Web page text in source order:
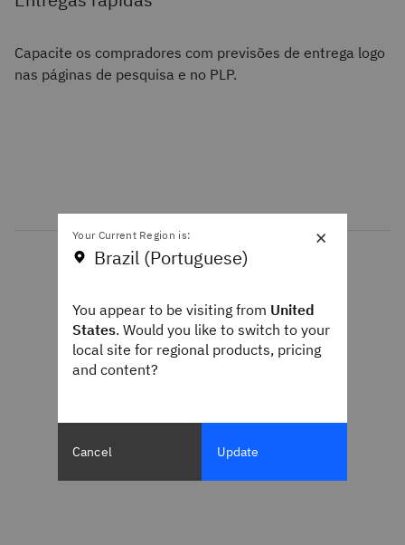
Capacite os compradores com previsões de entrega logo
nas páginas de pesquisa e no PLP.
×
Your Current Region is:
Brazil (Portuguese)
You appear to be visiting from United
States. Would you like to switch to your
local site for regional products, pricing
and content?
Cancel Update